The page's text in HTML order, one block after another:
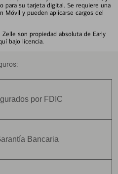
para su tarjeta digital. Se requiere una
Móvil y pueden aplicarse cargos del
son propiedad absoluta de Early
bajo licencia.
por FDIC
Bancaria